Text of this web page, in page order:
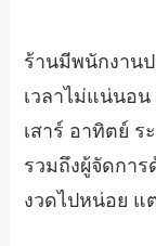
ร้านมีพนักงาน
เวลาไม่แน่นอน
เสาร์ อาทิตย์
รวมถึงผู้จัดการ
งวดไปหน่อย แ